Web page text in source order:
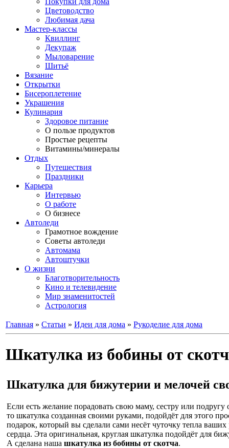
Цветоводство
Любимая дача
Мастер-классы
Квиллинг
Декупаж
Мыловарение
Шитьё
Вязание
Открытки
Бисероплетение
Украшения
Кулинария
Здоровое питание
О пользе продуктов
Простые рецепты
Витамины/минералы
Отдых
Путешествия
Праздники
Карьера
Интервью
О работе
О бизнесе
Автоледи
Грамотное вождение
Советы автоледи
Автомама
Автоштучки
О жизни
Благотворительность
Кино и телевидение
Мир знаменитостей
Астрология
Главная » Статьи » Идеи для дома » Рукоделие для дома
Шкатулка из бобины от
Шкатулка для бижутерии и мелочей
Если есть желание порадовать свою маму, сестру или
то шкатулка созданная своими руками, подойдёт для этого
подарок, который вы сделали сами несёт чуточку тепла
сердца. Эта оригинальная, круглая шкатулка подойдёт для
А сделана наша шкатулка из бобины от скотча.